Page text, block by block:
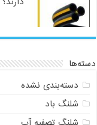
دسته‌ها
دسته‌بندی نشده
شلنگ باد